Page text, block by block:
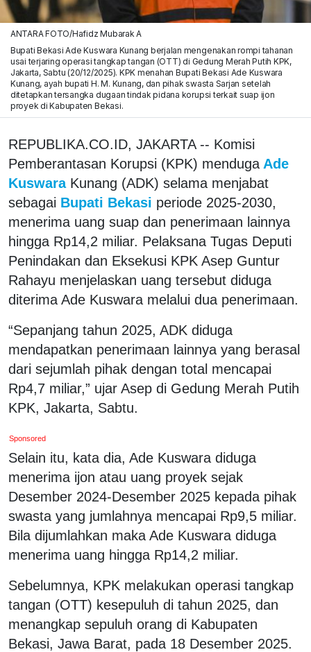
ANTARA FOTO/Hafidz Mubarak A
Bupati Bekasi Ade Kuswara Kunang berjalan mengenakan rompi tahanan
usai terjaring operasi tangkap tangan (OTT) di Gedung Merah Putih KPK,
Jakarta, Sabtu (20/12/2025). KPK menahan Bupati Bekasi Ade Kuswara
Kunang, ayah bupati H. M. Kunang, dan pihak swasta Sarjan setelah
ditetapkan tersangka dugaan tindak pidana korupsi terkait suap ijon
proyek di Kabupaten Bekasi.
REPUBLIKA.CO.ID, JAKARTA -- Komisi
Pemberantasan Korupsi (KPK) menduga Ade
Kuswara Kunang (ADK) selama menjabat
sebagai Bupati Bekasi periode 2025-2030,
menerima uang suap dan penerimaan lainnya
hingga Rp14,2 miliar. Pelaksana Tugas Deputi
Penindakan dan Eksekusi KPK Asep Guntur
Rahayu menjelaskan uang tersebut diduga
diterima Ade Kuswara melalui dua penerimaan.
“Sepanjang tahun 2025, ADK diduga
mendapatkan penerimaan lainnya yang berasal
dari sejumlah pihak dengan total mencapai
Rp4,7 miliar,” ujar Asep di Gedung Merah Putih
KPK, Jakarta, Sabtu.
Sponsored
Selain itu, kata dia, Ade Kuswara diduga
menerima ijon atau uang proyek sejak
Desember 2024-Desember 2025 kepada pihak
swasta yang jumlahnya mencapai Rp9,5 miliar.
Bila dijumlahkan maka Ade Kuswara diduga
menerima uang hingga Rp14,2 miliar.
Sebelumnya, KPK melakukan operasi tangkap
tangan (OTT) kesepuluh di tahun 2025, dan
menangkap sepuluh orang di Kabupaten
Bekasi, Jawa Barat, pada 18 Desember 2025.